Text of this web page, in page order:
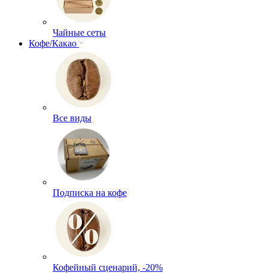
Чайные сеты
Кофе/Какао
Все виды
Подписка на кофе
Кофейный сценарий, -20%